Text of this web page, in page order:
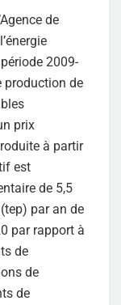
de
2009-
production de
prix
à partir
est
de 5,5
par an de
par rapport à
de
de
de